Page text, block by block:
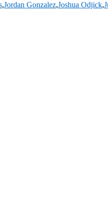
,Jordan Gonzalez,Joshua Odjick,